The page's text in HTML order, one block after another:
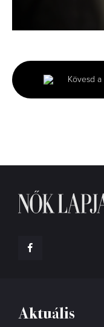
minutes,
53
seconds
Kövesd a
Aktuális